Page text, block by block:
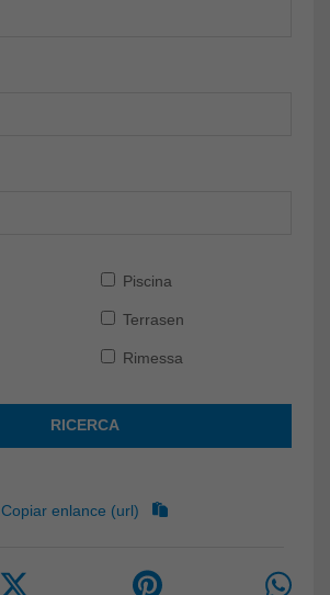
Piscina
Terrasen
Rimessa
RICERCA
Copiar enlance (url)